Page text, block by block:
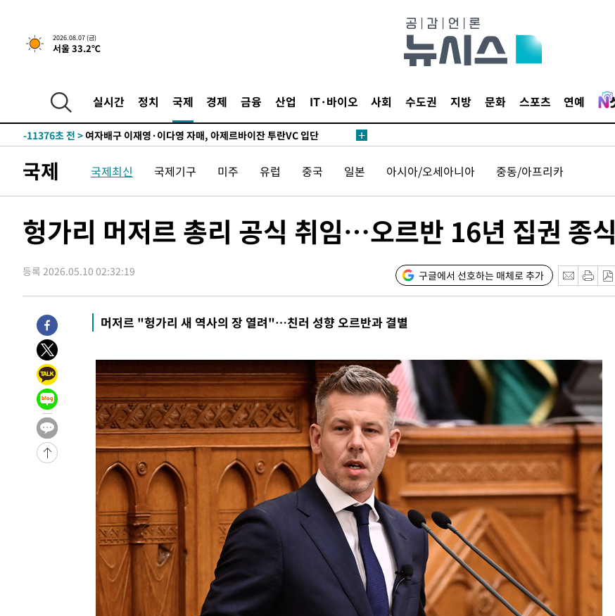
2026.08.07 (금)
서울 33.2℃
실시간 정치 국제 경제 금융 산업 IT·바이오 사회 수도권 지방 문화 스포츠 연예
-18280초 전 >[속보]이 대통령, '호우피해' 안동·의성 관할 4개 면 특별재난지역
선포
-18243초 전 >[단독]중수청 지원 검사들, 정원 초과 시 낮은 계급 임용…희망지 못
-14520초 전 >
SK하이닉스, 용인·청주 팹에 54조 투자…"AI 메모리 수요 선제 대
-11376초 전 >
-10629초 전 >외국인 심판 성 접대 7경기 들여다보니…한국 축구 '5승 2무'
-10316초 전 >
[속보]코스피, 6200선 약보합…0.60% 내린 6258.77에 마쳐
-10296초 전 >[속보]원·달러 환율, 7.7원 내린 1416.1원 마감
-7275초 전 > [속보]종합특검, '계엄 수용공간 확보' 신용해 前교정본부장 기소
-6119초 전 >11시간 압수수색에 성접대 파문까지…'쑥대밭' 된 축구협회
-5141초 전 >[속보]규제합리화위원회 부위원장에 김태유 서울대 공대 교수…이병
-1499초 전 >
[속보]국힘 윤리위, '돌려차기 발언' 진종오·서범수 징계 절차 개시
52분 전 >
[속보] 7월 중국 수출 23.9%↑ 수입 27.5%↑…무역총액 25.3%↑
-31820초 전 >
-27683초 전 >
[속보]이 대통령 "부동산 공급 기존 사고방식 매달리지 말고 과감히
실천"
-26768초 전 >
이란, "오만과 '중앙 단일 루트' 합의…북쪽 인바운드·남쪽 아웃바
운드는 임시"
-18336초 전 >
"낮 기온 소폭 하락"…수도권 폭염중대경보, 폭염경보로 하향
-18300초 전 >
[속보]이 대통령, '호우피해' 안동·의성 관할 4개 면 특별재난지역
선포
-18263초 전 >
[단독]중수청 지원 검사들, 정원 초과 시 낮은 계급 임용…희망지 못
갈 수도
낮 최고 37도 찜통더위…곳곳 소나기·강원 많은 비[내일날씨]
SK하이닉스, 용인·청주 팹에 54조 투자…"AI 메모리 수요 선제 대
여자배구 이재영·이다영 자매, 아제르바이잔 투란VC 입단
외국인 심판 성 접대 7경기 들여다보니…한국 축구 '5승 2무'
[속보]코스닥, 2.86포인트(0.36%) 내린 798.81마감
[속보]코스피, 6200선 약보합…0.60% 내린 6258.77에 마쳐
[속보]원·달러 환율, 7.7원 내린 1416.1원 마감
[속보] 노원서 40.1도 관측…서울, 2018년 이후 첫 40도
국제 국제최신 국제기구 미주 유럽 중국 일본 아시아/오세아니아 중동/아프리카
헝가리 머저르 총리 공식 취임…오르반 16년 집권 종식
등록 2026.05.10 02:32:19 구글에서 선호하는 매체로 추가
머저르 "헝가리 새 역사의 장 열려"…친러 성향 오르반과 결별